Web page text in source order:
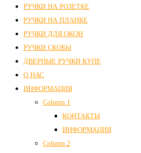
РУЧКИ НА РОЗЕТКЕ
РУЧКИ НА ПЛАНКЕ
РУЧКИ ДЛЯ ОКОН
РУЧКИ СКОБЫ
ДВЕРНЫЕ РУЧКИ КУПЕ
О НАС
ИНФОРМАЦИЯ
Column 1
КОНТАКТЫ
ИНФОРМАЦИЯ
Column 2